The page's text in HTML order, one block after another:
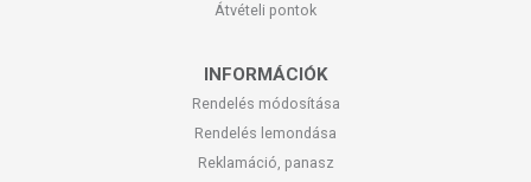
Átvételi pontok
INFORMÁCIÓK
Rendelés módosítása
Rendelés lemondása
Reklamáció, panasz